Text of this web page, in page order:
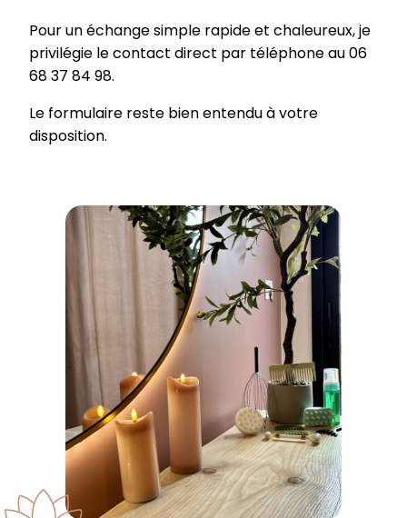
Pour un échange simple rapide et chaleureux, je
privilégie le contact direct par téléphone au 06
68 37 84 98.
Le formulaire reste bien entendu à votre
disposition.